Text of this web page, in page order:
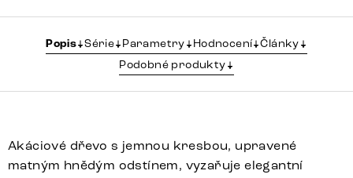
Popis Série Parametry Hodnocení Články
Podobné produkty
Akáciové dřevo s jemnou kresbou, upravené
matným hnědým odstínem, vyzařuje elegantní